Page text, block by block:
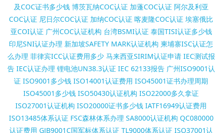
及COC证书多少钱 博茨瓦纳COC认证 加蓬COC认证 阿尔及利亚
COC认证 尼日尔COC认证 加纳COC认证 喀麦隆COC认证 埃塞俄比
亚COI认证 广州COC认证机构 台湾BSMI认证 泰国TISI认证多少钱
印尼SNI认证办理 新加坡SAFETY MARK认证机构 柬埔寨ISC认证怎
么办理 菲律宾ICC认证费用多少 马来西亚SIRIM认证申请 IEC测试报
告 IEC认证办理 锂电池UN38.3认证 IEC 62133报告 广州ISO9001认
证 ISO9001多少钱 ISO14001认证费用 ISO45001证书办理周期
ISO45001多少钱 ISO50430认证机构 ISO22000多久拿证
ISO27001认证机构 ISO20000证书多少钱 IATF16949认证费用
ISO13485体系认证 FSC森林体系办理 SA8000认证机构 QC080000
认证费用 GJB9001C国军标体系认证 TL9000体系认证 ISO37001认